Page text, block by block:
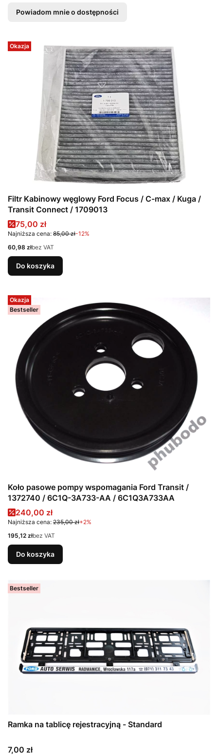
Powiadom mnie o dostępności
Okazja
Filtr Kabinowy węglowy Ford Focus / C-max / Kuga /
Transit Connect / 1709013
Cena promocyjna
75,00 zł
Najniższa cena: 85,00 zł-12%
Cena
60,98 złbez VAT
Do koszyka
Okazja
Bestseller
Koło pasowe pompy wspomagania Ford Transit /
1372740 / 6C1Q-3A733-AA / 6C1Q3A733AA
Cena promocyjna
240,00 zł
Najniższa cena: 235,00 zł+2%
Cena
195,12 złbez VAT
Do koszyka
Bestseller
Ramka na tablicę rejestracyjną - Standard
Cena
7,00 zł